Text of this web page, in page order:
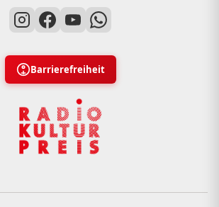
Barrierefreiheit